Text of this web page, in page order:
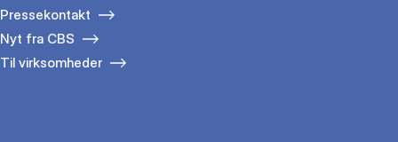
Pressekontakt
Nyt fra CBS
Til virksomheder